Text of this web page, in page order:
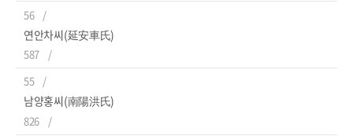
56
연안차씨(延安車氏)
587
55
남양홍씨(南陽洪氏)
826